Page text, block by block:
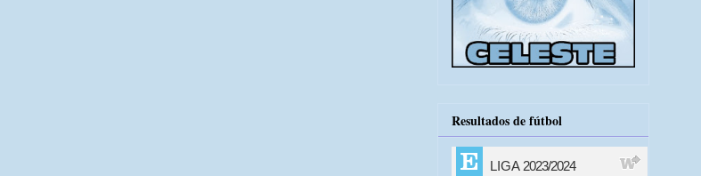
Resultados de fútbol